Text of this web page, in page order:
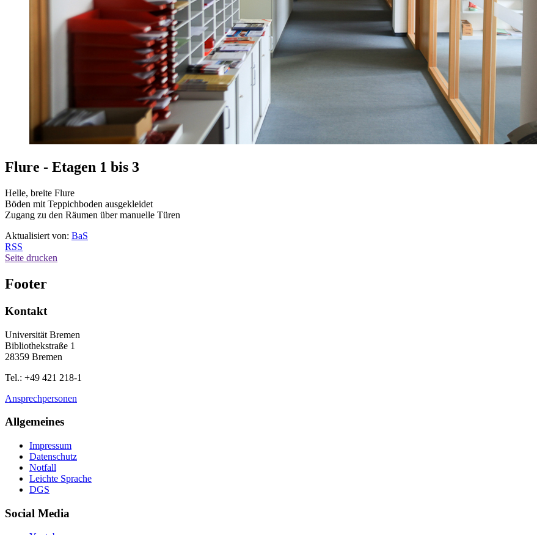
Flure - Etagen 1 bis 3
Helle, breite Flure
Böden mit Teppichboden ausgekleidet
Zugang zu den Räumen über manuelle Türen
Aktualisiert von: BaS
RSS
Seite drucken
Footer
Kontakt
Universität Bremen
Bibliothekstraße 1
28359 Bremen
Tel.: +49 421 218-1
Ansprechpersonen
Allgemeines
Impressum
Datenschutz
Notfall
Leichte Sprache
DGS
Social Media